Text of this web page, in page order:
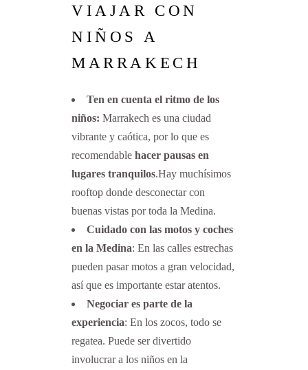
VIAJAR CON
NIÑOS A
MARRAKECH
Ten en cuenta el ritmo de los
niños: Marrakech es una ciudad
vibrante y caótica, por lo que es
recomendable hacer pausas en
lugares tranquilos.Hay muchísimos
rooftop donde desconectar con
buenas vistas por toda la Medina.
Cuidado con las motos y coches
en la Medina: En las calles estrechas
pueden pasar motos a gran velocidad,
así que es importante estar atentos.
Negociar es parte de la
experiencia: En los zocos, todo se
regatea. Puede ser divertido
involucrar a los niños en la